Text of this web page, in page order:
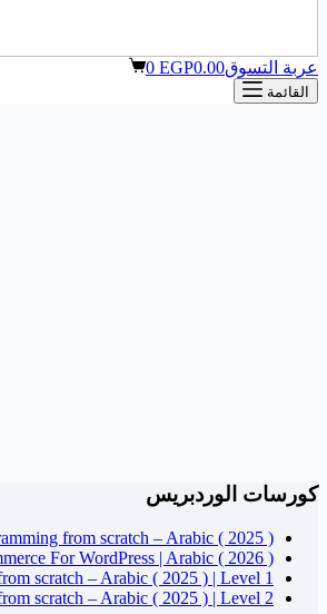
عربة التسوق EGP0.00
0
القائمة
كورسات الوردبريس
from scratch – Arabic ( 2025 )
For WordPress | Arabic ( 2026 )
scratch – Arabic ( 2025 ) | Level 1
scratch – Arabic ( 2025 ) | Level 2